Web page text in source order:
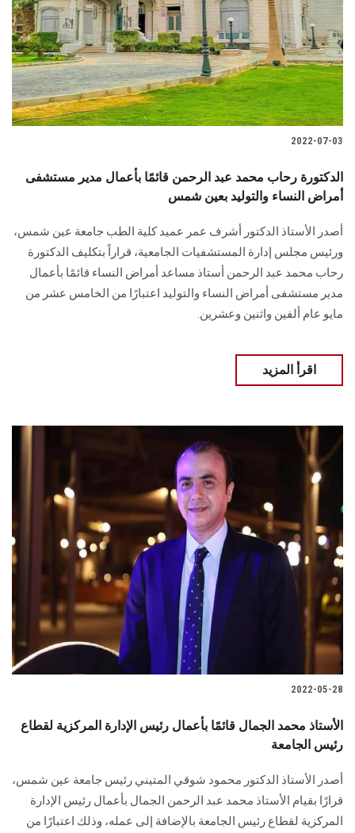
2022-07-03
الدكتورة رحاب محمد عبد الرحمن قائمًا بأعمال مدير مستشفى
أمراض النساء والتوليد بعين شمس
أصدر الأستاذ الدكتور أشرف عمر عميد كلية الطب جامعة عين شمس،
ورئيس مجلس إدارة المستشفيات الجامعية، قراراً بتكليف الدكتورة
رحاب محمد عبد الرحمن أستاذ مساعد أمراض النساء قائمًا بأعمال
مدير مستشفى أمراض النساء والتوليد اعتبارًا من الخامس عشر من
مايو عام ألفين واثنين وعشرين.
اقرأ المزيد
2022-05-28
الأستاذ محمد الجمال قائمًا بأعمال رئيس الإدارة المركزية لقطاع
رئيس الجامعة
أصدر الأستاذ الدكتور محمود شوقي المتيني رئيس جامعة عين شمس،
قرارًا بقيام الأستاذ محمد عبد الرحمن الجمال بأعمال رئيس الإدارة
المركزية لقطاع رئيس الجامعة بالإضافة إلى عمله، وذلك اعتبارًا من